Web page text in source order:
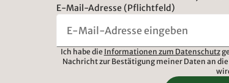
E-Mail-Adresse (Pflichtfeld)
Ich habe die Informationen zum Datenschutz
Nachricht zur Bestätigung meiner Daten an